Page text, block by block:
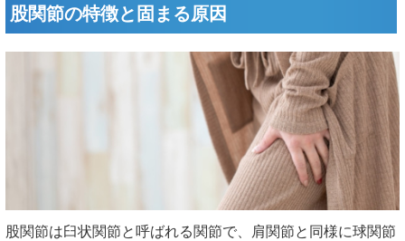
股関節の特徴と固まる原因
股関節は臼状関節と呼ばれる関節で、肩関節と同様に球関節